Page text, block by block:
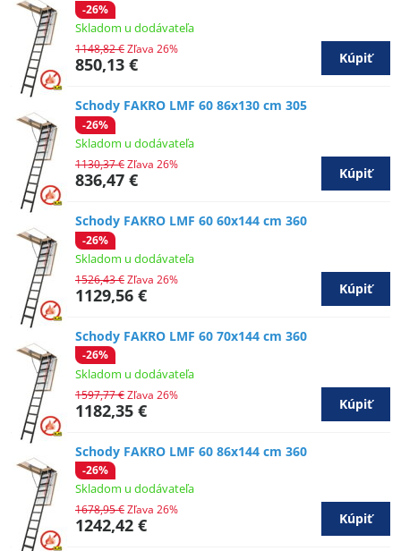
-26%
Skladom u dodávateľa
850,13 €
1148,82 €Zľava 26%
Kúpiť
Schody FAKRO LMF 60 86x130 cm 305
-26%
Skladom u dodávateľa
836,47 €
1130,37 €Zľava 26%
Kúpiť
Schody FAKRO LMF 60 60x144 cm 360
-26%
Skladom u dodávateľa
1129,56 €
1526,43 €Zľava 26%
Kúpiť
Schody FAKRO LMF 60 70x144 cm 360
-26%
Skladom u dodávateľa
1182,35 €
1597,77 €Zľava 26%
Kúpiť
Schody FAKRO LMF 60 86x144 cm 360
-26%
Skladom u dodávateľa
1242,42 €
1678,95 €Zľava 26%
Kúpiť